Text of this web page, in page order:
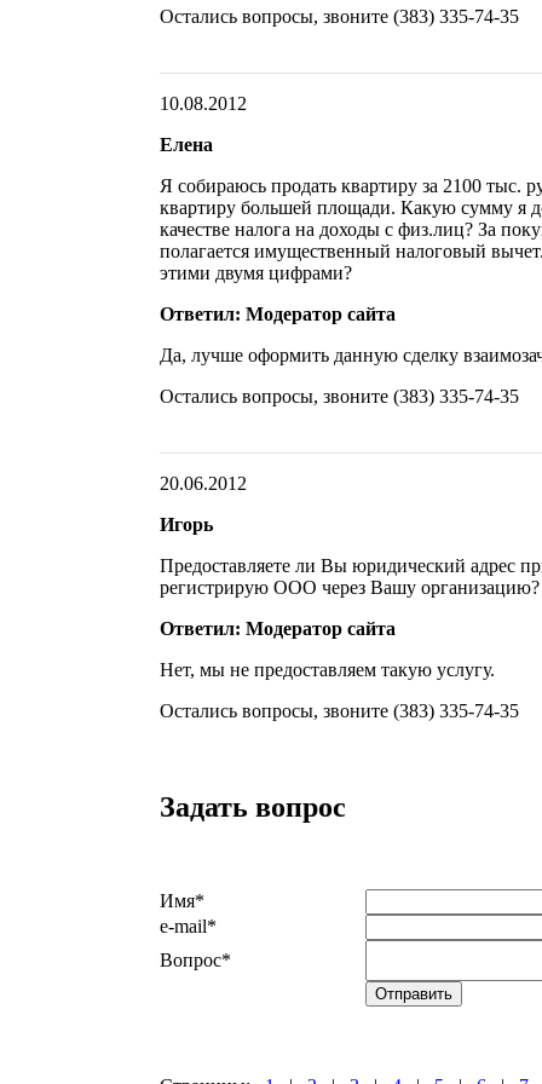
Остались вопросы, звоните (383) 335-74-35
10.08.2012
Елена
Я собираюсь продать квартиру за 2100 тыс.
квартиру большей площади. Какую сумму я
качестве налога на доходы с физ.лиц? За
полагается имущественный налоговый
этими двумя цифрами?
Ответил: Модератор сайта
Да, лучше оформить данную сделку
Остались вопросы, звоните (383) 335-74-35
20.06.2012
Игорь
Предоставляете ли Вы юридический адрес
регистрирую ООО через Вашу организацию?
Ответил: Модератор сайта
Нет, мы не предоставляем такую услугу.
Остались вопросы, звоните (383) 335-74-35
Задать вопрос
Имя*
e-mail*
Вопрос*